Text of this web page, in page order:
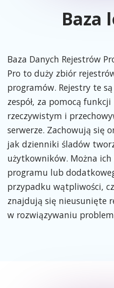
Baza
Baza Danych Rejestrów
Pro to duży zbiór
programów. Rejestry te
zespół, za pomocą
rzeczywistym i
serwerze. Zachowują się
jak dzienniki śladów
użytkowników. Można
programu lub
przypadku wątpliwości,
znajdują się nieusunięte
w rozwiązywaniu